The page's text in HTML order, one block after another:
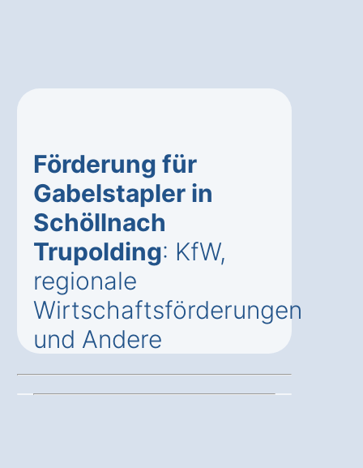
Förderung für
Gabelstapler in
Schöllnach
Trupolding: KfW,
regionale
Wirtschaftsförderungen
und Andere